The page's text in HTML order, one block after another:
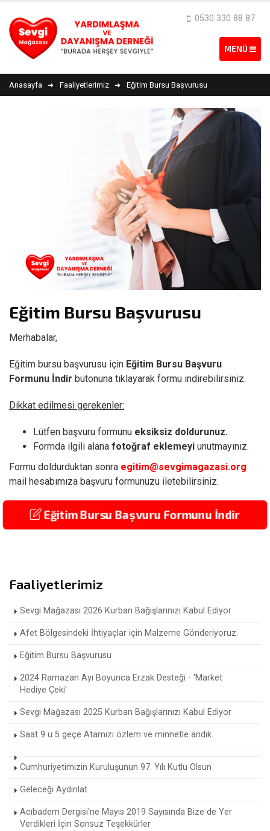
0530 330 88 87
Anasayfa Faaliyetlerimiz Eğitim Bursu Başvurusu
Eğitim Bursu Başvurusu
Merhabalar,
Eğitim bursu başvurusu için Eğitim Bursu Başvuru
Formunu İndir butonuna tıklayarak formu indirebilirsiniz.
Dikkat edilmesi gerekenler:
Lütfen başvuru formunu eksiksiz doldurunuz.
Formda ilgili alana fotoğraf eklemeyi unutmayınız.
Formu doldurduktan sonra egitim@sevgimagazasi.org
mail hesabımıza başvuru formunuzu iletebilirsiniz.
Eğitim Bursu Başvuru Formunu İndir
Faaliyetlerimiz
Sevgi Mağazası 2026 Kurban Bağışlarınızı Kabul Ediyor
Afet Bölgesindeki İhtiyaçlar için Malzeme Gönderiyoruz.
Eğitim Bursu Başvurusu
2024 Ramazan Ayı Boyunca Erzak Desteği - 'Market
Hediye Çeki'
Sevgi Mağazası 2025 Kurban Bağışlarınızı Kabul Ediyor
Saat 9 u 5 geçe Atamızı özlem ve minnetle andık.
Cumhuriyetimizin Kuruluşunun 97. Yılı Kutlu Olsun
Geleceği Aydınlat
Acıbadem Dergisi'ne Mayıs 2019 Sayısında Bize de Yer
Verdikleri İçin Sonsuz Teşekkürler